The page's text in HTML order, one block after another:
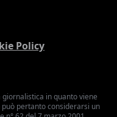
Policy
in quanto viene
pertanto considerarsi un